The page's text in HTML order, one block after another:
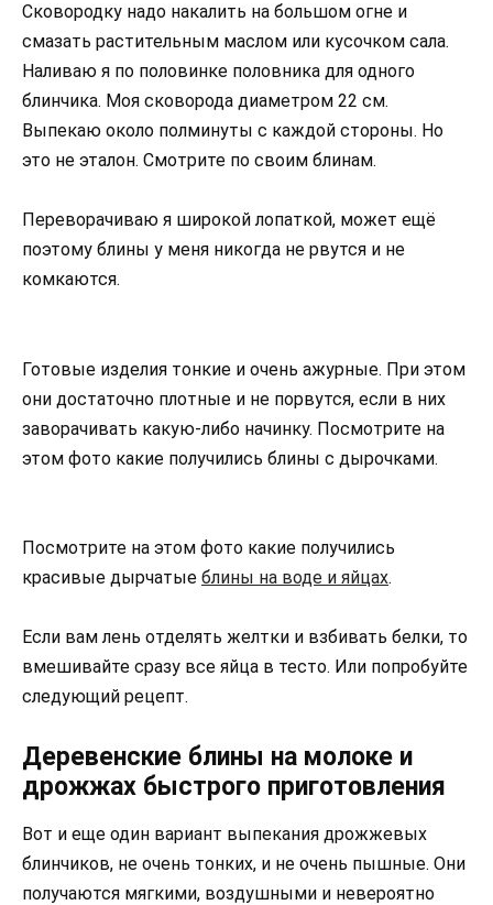
Сковородку надо накалить на большом огне и
смазать растительным маслом или кусочком сала.
Наливаю я по половинке половника для одного
блинчика. Моя сковорода диаметром 22 см.
Выпекаю около полминуты с каждой стороны. Но
это не эталон. Смотрите по своим блинам.
Переворачиваю я широкой лопаткой, может ещё
поэтому блины у меня никогда не рвутся и не
комкаются.
Готовые изделия тонкие и очень ажурные. При этом
они достаточно плотные и не порвутся, если в них
заворачивать какую-либо начинку. Посмотрите на
этом фото какие получились блины с дырочками.
Посмотрите на этом фото какие получились
красивые дырчатые блины на воде и яйцах.
Если вам лень отделять желтки и взбивать белки, то
вмешивайте сразу все яйца в тесто. Или попробуйте
следующий рецепт.
Деревенские блины на молоке и
дрожжах быстрого приготовления
Вот и еще один вариант выпекания дрожжевых
блинчиков, не очень тонких, и не очень пышные. Они
получаются мягкими, воздушными и невероятно